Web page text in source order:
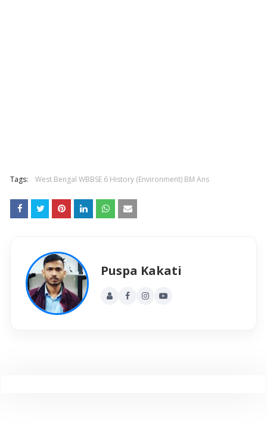
Tags: West Bengal WBBSE 6 History (Environment) BM Ans
Puspa Kakati